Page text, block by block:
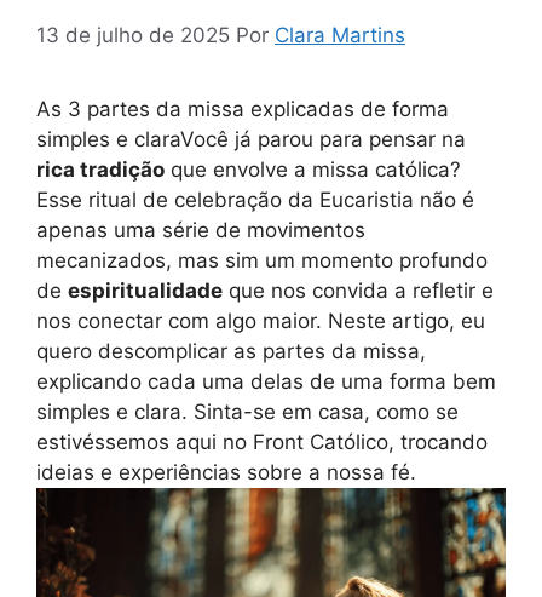
13 de julho de 2025 Por Clara Martins
As 3 partes da missa explicadas de forma
simples e claraVocê já parou para pensar na
rica tradição que envolve a missa católica?
Esse ritual de celebração da Eucaristia não é
apenas uma série de movimentos
mecanizados, mas sim um momento profundo
de espiritualidade que nos convida a refletir e
nos conectar com algo maior. Neste artigo, eu
quero descomplicar as partes da missa,
explicando cada uma delas de uma forma bem
simples e clara. Sinta-se em casa, como se
estivéssemos aqui no Front Católico, trocando
ideias e experiências sobre a nossa fé.